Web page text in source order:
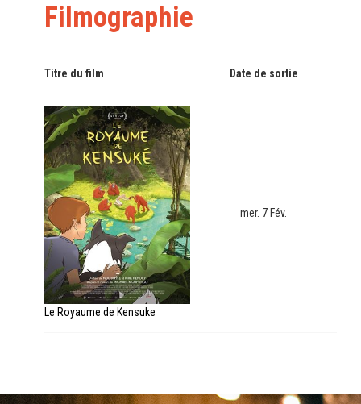
Filmographie
Titre du film Date de sortie
Le Royaume de Kensuke
mer. 7 Fév.